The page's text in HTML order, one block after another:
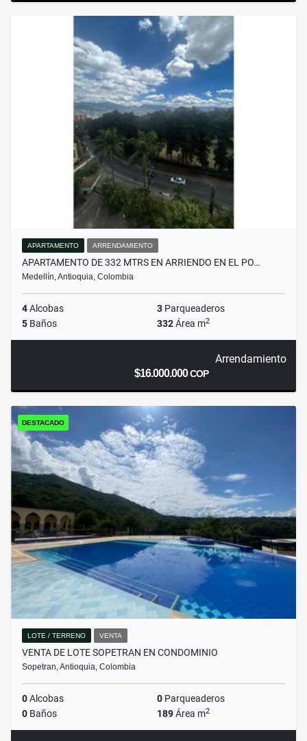
APARTAMENTO ARRENDAMIENTO
APARTAMENTO DE 332 MTRS EN ARRIENDO EN EL PO…
Medellín, Antioquia, Colombia
4Alcobas 3 Parqueaderos
5 Baños 332Área m2
Arrendamiento
$16.000.000COP
DESTACADO
LOTE / TERRENO VENTA
VENTA DE LOTE SOPETRAN EN CONDOMINIO
Sopetran, Antioquia, Colombia
0Alcobas 0 Parqueaderos
0 Baños 189Área m2